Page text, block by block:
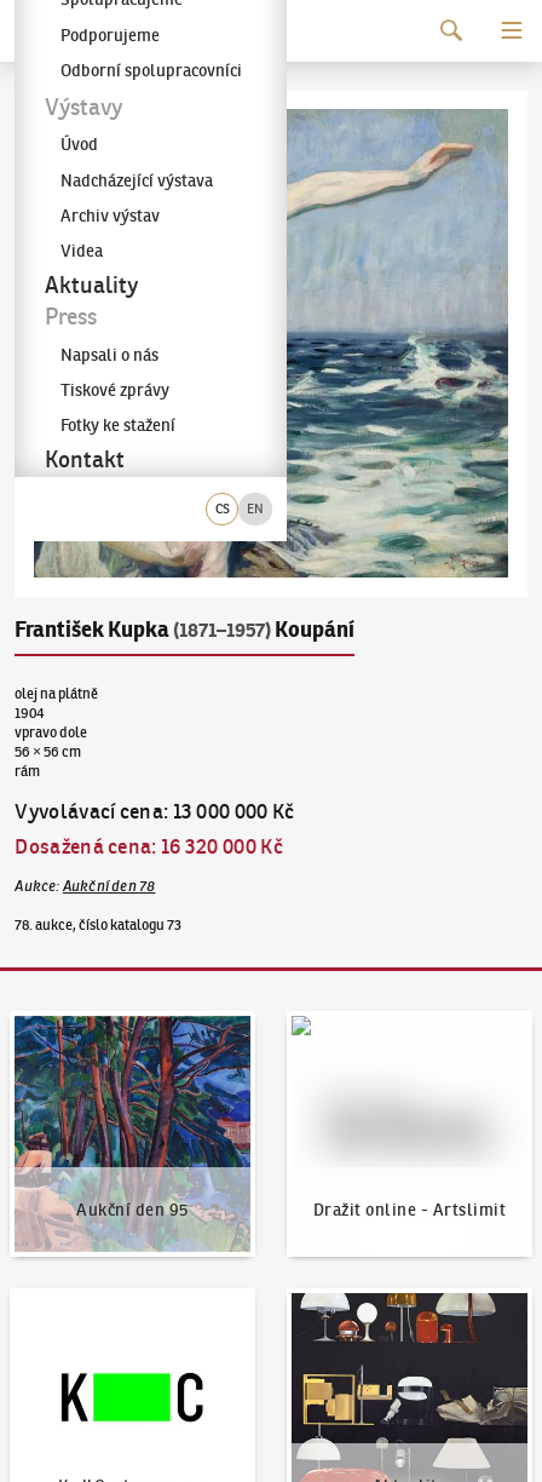
Galerie KODL
CS EN
Podporujeme
Odborní spolupracovníci
Výstavy
Úvod
Nadcházející výstava
Archiv výstav
Videa
Aktuality
Press
Napsali o nás
Tiskové zprávy
Fotky ke stažení
Kontakt
František Kupka (1871–1957) Koupání
olej na plátně
1904
vpravo dole
56 × 56 cm
rám
Vyvolávací cena: 13 000 000 Kč
Dosažená cena: 16 320 000 Kč
Aukce: Aukční den 78
78. aukce, číslo katalogu 73
Aukční den 95
Aukční den 95
Dražit online - Artslimit
Dražit online - Artslimit
Aktuality